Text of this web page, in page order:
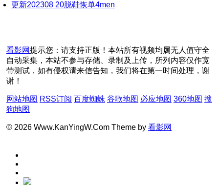
更新202308 20脱鞋恢单4men
看影网提示您：请支持正版！本站所有视频均属无人值守全
自动采集，本站不参与存储、录制及上传，所列内容仅作宽
带测试，如有侵权请来信告知，我们将在第一时间处理，谢
谢！
网站地图 RSS订阅 百度蜘蛛 谷歌地图 必应地图 360地图 搜
狗地图
© 2026 Www.KanYingW.Com Theme by 看影网